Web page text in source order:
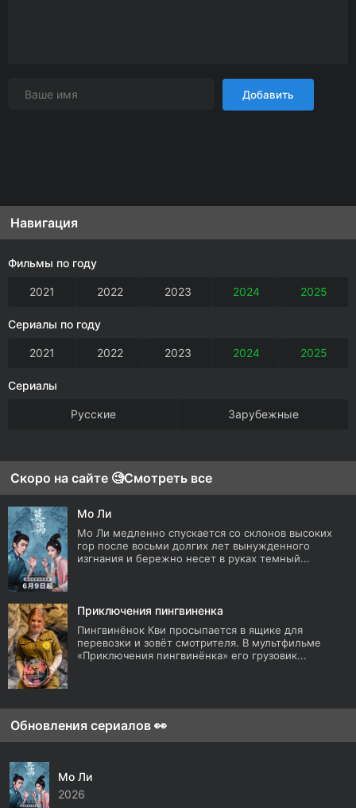
Добавить
Навигация
Фильмы по году
2021 2022 2023 2024 2025
Сериалы по году
2021 2022 2023 2024 2025
Сериалы
Русские Зарубежные
Скоро на сайте 🧐Смотреть все
Мо Ли
Мо Ли медленно спускается со склонов высоких
гор после восьми долгих лет вынужденного
изгнания и бережно несет в руках темный...
Приключения пингвиненка
Пингвинёнок Кви просыпается в ящике для
перевозки и зовёт смотрителя. В мультфильме
«Приключения пингвинёнка» его грузовик...
Обновления сериалов 👀
Мо Ли
2026